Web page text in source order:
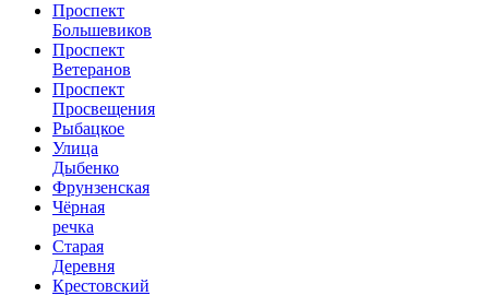
Проспект
Большевиков
Проспект
Ветеранов
Проспект
Просвещения
Рыбацкое
Улица
Дыбенко
Фрунзенская
Чёрная
речка
Старая
Деревня
Крестовский